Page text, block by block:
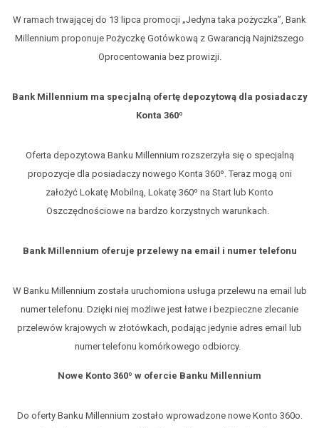
W ramach trwającej do 13 lipca promocji „Jedyna taka pożyczka”, Bank
Millennium proponuje Pożyczkę Gotówkową z Gwarancją Najniższego
Oprocentowania bez prowizji.
Bank Millennium ma specjalną ofertę depozytową dla posiadaczy
Konta 360º
Oferta depozytowa Banku Millennium rozszerzyła się o specjalną
propozycje dla posiadaczy nowego Konta 360º. Teraz mogą oni
założyć Lokatę Mobilną, Lokatę 360º na Start lub Konto
Oszczędnościowe na bardzo korzystnych warunkach.
Bank Millennium oferuje przelewy na email i numer telefonu
W Banku Millennium została uruchomiona usługa przelewu na email lub
numer telefonu. Dzięki niej możliwe jest łatwe i bezpieczne zlecanie
przelewów krajowych w złotówkach, podając jedynie adres email lub
numer telefonu komórkowego odbiorcy.
Nowe Konto 360º w ofercie Banku Millennium
Do oferty Banku Millennium zostało wprowadzone nowe Konto 360o.